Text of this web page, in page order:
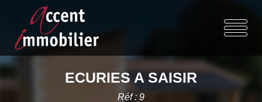
ECURIES A SAISIR
Réf : 9